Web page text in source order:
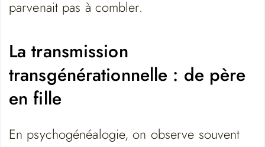
parvenait pas à combler.
La transmission
transgénérationnelle : de père
en fille
En psychogénéalogie, on observe souvent